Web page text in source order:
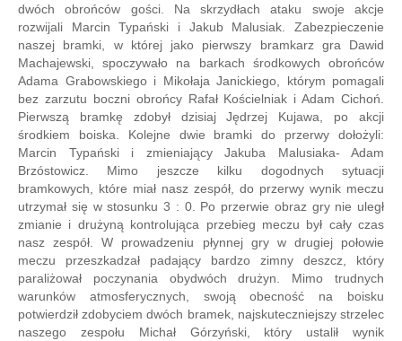
dwóch obrońców gości. Na skrzydłach ataku swoje akcje
rozwijali Marcin Typański i Jakub Malusiak. Zabezpieczenie
naszej bramki, w której jako pierwszy bramkarz gra Dawid
Machajewski, spoczywało na barkach środkowych obrońców
Adama Grabowskiego i Mikołaja Janickiego, którym pomagali
bez zarzutu boczni obrońcy Rafał Kościelniak i Adam Cichoń.
Pierwszą bramkę zdobył dzisiaj Jędrzej Kujawa, po akcji
środkiem boiska. Kolejne dwie bramki do przerwy dołożyli:
Marcin Typański i zmieniający Jakuba Malusiaka- Adam
Brzóstowicz. Mimo jeszcze kilku dogodnych sytuacji
bramkowych, które miał nasz zespół, do przerwy wynik meczu
utrzymał się w stosunku 3 : 0. Po przerwie obraz gry nie uległ
zmianie i drużyną kontrolująca przebieg meczu był cały czas
nasz zespół. W prowadzeniu płynnej gry w drugiej połowie
meczu przeszkadzał padający bardzo zimny deszcz, który
paraliżował poczynania obydwóch drużyn. Mimo trudnych
warunków atmosferycznych, swoją obecność na boisku
potwierdził zdobyciem dwóch bramek, najskuteczniejszy strzelec
naszego zespołu Michał Górzyński, który ustalił wynik